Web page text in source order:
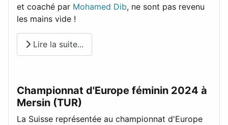
et coaché par Mohamed Dib, ne sont pas revenu
les mains vide !
Lire la suite...
Championnat d'Europe féminin 2024 à
Mersin (TUR)
La Suisse représentée au championnat d'Europe